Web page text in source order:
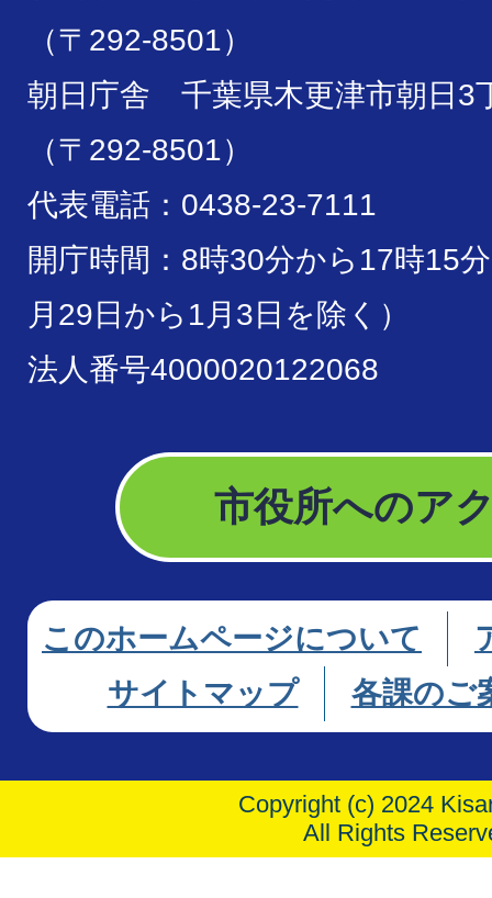
（〒292-8501）
朝日庁舎 千葉県木更津市朝日3
（〒292-8501）
代表電話：0438-23-7111
開庁時間：8時30分から17時15
月29日から1月3日を除く）
法人番号4000020122068
市役所へのア
このホームページについて
サイトマップ
各課のご
Copyright (c) 2024
All Rights